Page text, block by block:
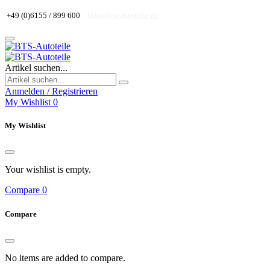
+49 (0)6155 / 899 600
Artikel suchen...
Anmelden / Registrieren
My Wishlist 0
My Wishlist
Your wishlist is empty.
Compare 0
Compare
No items are added to compare.